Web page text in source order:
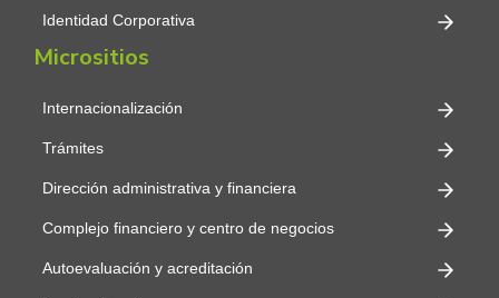
Identidad Corporativa
Micrositios
Internacionalización
Trámites
Dirección administrativa y financiera
Complejo financiero y centro de negocios
Autoevaluación y acreditación